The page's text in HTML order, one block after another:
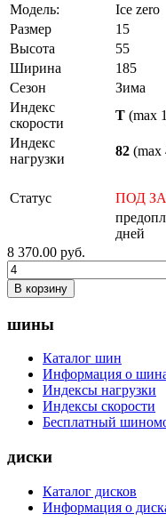
Модель:
Ice zero
Размер
15
Высота
55
Ширина
185
Сезон
Зима
Индекс
скорости
T (max
Индекс
нагрузки
82 (max
Статус
ПОД
дней
8 370.00 руб.
В корзину
шины
Каталог шин
Информация о
Индексы нагрузки
Индексы скорости
Бесплатный
диски
Каталог дисков
Информация о